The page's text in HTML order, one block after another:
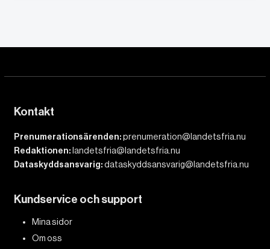
Kontakt
Prenumerationsärenden:prenumeration@landetsfria.nu
Redaktionen: landetsfria@landetsfria.nu
Dataskyddsansvarig:dataskyddsansvarig@landetsfria.nu
Kundservice och support
Mina sidor
Om oss